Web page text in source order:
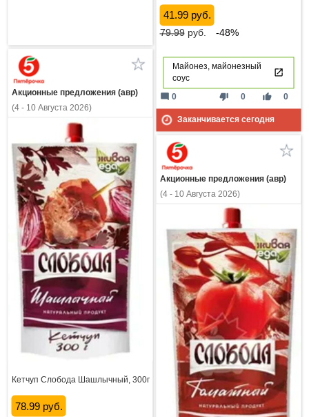
41.99 руб.
79.99руб. -48%
Майонез, майонезный
соус
thumb_down 0 thumb_up 0
mode_comment 0
Заканчивается сегодня
Акционные предложения (авр)
(4 - 10 Августа 2026)
Кетчуп Слобода Шашлычный, 300г
78.99 руб.
Акционные предложения (авр)
(4 - 10 Августа 2026)